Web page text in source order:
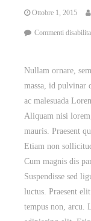
Ottobre 1, 2015
Commenti
Nullam ornare,
massa, id pulvinar
ac malesuada
Aliquam nisi
mauris. Praesent
Etiam non
Cum magnis dis
Suspendisse sed
luctus. Praesent
tempus non, arcu.